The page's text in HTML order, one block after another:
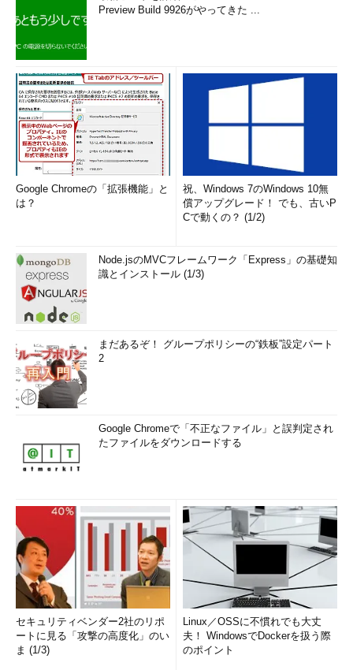
て、何らかの移行支援ツールを使用する方法がある。これらのツ
Windows 7／8への移行の場合、標準装備の移行支援ツール
「Windows転送ツール」で、Outlook Expressのデータを転送対
象に含めることで移行可能だ。Windows 8.1への移行の場合、期
間限定ながら「ファイナルパソコンデータ引越しeXPressツー
ル」という無償の移行支援ツールによってOutlook Expressのデ
ータを移行できる。これらのツールの使い方については、次の記
事を参照していただきたい。
Windows 8への移行： 32bit版Windows OS → 64bit版
Windows 8移行ガイド
Windows 8.1への移行：
Windows XPからWindows 8／8.1に移行する
●移行支援ツールを使わなくてもメッセージやアカウント設定、
アドレス帳の移行は可能
前述の移行支援ツールを使用しない場合には、手作業でデータ
を取り出しておいて、それをWindows Liveメールでインポート
する必要がある。そこで、メッセージ、アカウント設定、アドレ
ス帳のデータを引き継ぐための手順について解説していくことに
Windows Liveメール2012以外のメーラーやサービスへの移行
については、次の記事をそれぞれ参照していただきたい。
Outlook Express → Windows Liveメール2009 移行ガイド
Outlook Express → Windows Liveメール2011 移行ガイド
Outlook Express → Outlook 2010移行ガイド
Outlook Express → Gmail移行ガイド
Preview Build 9926がやってきた ...
Google Chromeの「拡張機能」と
は？
祝、Windows 7のWindows 10無
償アップグレード！ でも、古いP
Cで動くの？ (1/2)
Node.jsのMVCフレームワーク「Express」の基礎知
識とインストール (1/3)
まだあるぞ！ グループポリシーの“鉄板”設定パート
2
Google Chromeで「不正なファイル」と誤判定され
たファイルをダウンロードする
セキュリティベンダー2社のリポ
ートに見る「攻撃の高度化」のい
ま (1/3)
Linux／OSSに不慣れでも大丈
夫！ WindowsでDockerを扱う際
のポイント